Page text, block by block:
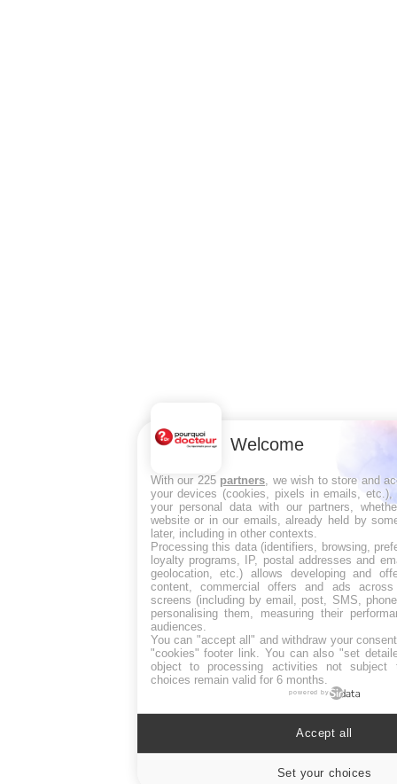
Welcome
With our 225 partners , we wish to store and
your devices (cookies, pixels in emails, etc.),
your personal data with our partners,
website or in our emails, already held by
later, including in other contexts.
Processing this data (identifiers, browsing,
loyalty programs, IP, postal addresses and
geolocation, etc.) allows developing and
content, commercial offers and ads
screens (including by email, post, SMS,
personalising them, measuring their
audiences.
You can "accept all" and withdraw your
"cookies" footer link . You can also "set
object to processing activities not subject
choices remain valid for 6 months.
powered by
Set your choices
Accept all